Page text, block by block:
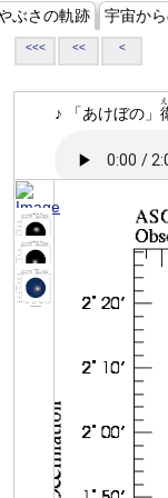
ぶさの軌跡 宇宙か
<<< << <
♪ 「あけぼの」